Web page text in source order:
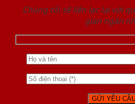
Chúng tôi sẽ liên lạc lại với
gian ngắn